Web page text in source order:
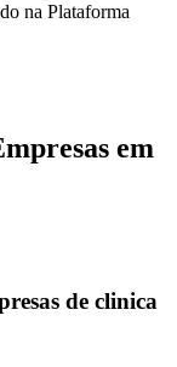
na Plataforma
em
de clinica